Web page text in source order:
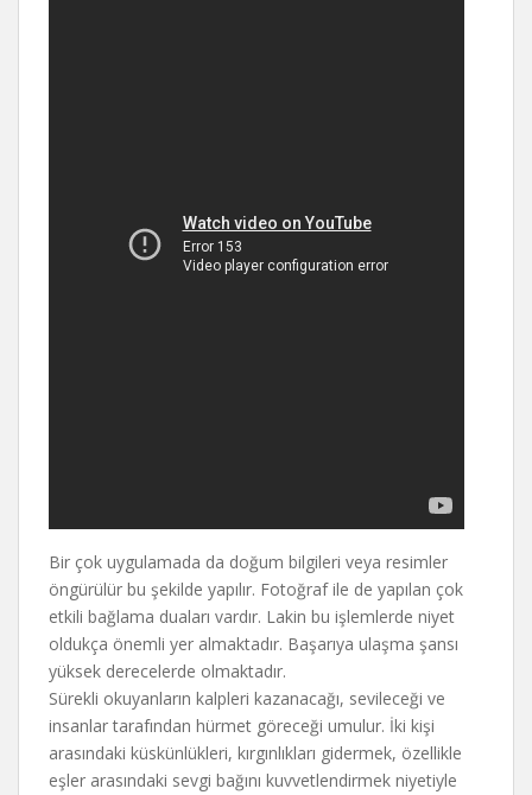
Bir çok uygulamada da doğum bilgileri veya resimler
öngürülür bu şekilde yapılır. Fotoğraf ile de yapılan çok
etkili bağlama duaları vardır. Lakin bu işlemlerde niyet
oldukça önemli yer almaktadır. Başarıya ulaşma şansı
yüksek derecelerde olmaktadır.
Sürekli okuyanların kalpleri kazanacağı, sevileceği ve
insanlar tarafından hürmet göreceği umulur. İki kişi
arasındaki küskünlükleri, kırgınlıkları gidermek, özellikle
eşler arasındaki sevgi bağını kuvvetlendirmek niyetiyle